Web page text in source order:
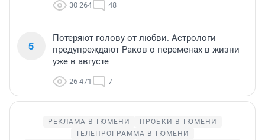
30 264 48
5
Потеряют голову от любви. Астрологи
предупреждают Раков о переменах в жизни
уже в августе
26 471 7
РЕКЛАМА В ТЮМЕНИ
ПРОБКИ В ТЮМЕНИ
ТЕЛЕПРОГРАММА В ТЮМЕНИ